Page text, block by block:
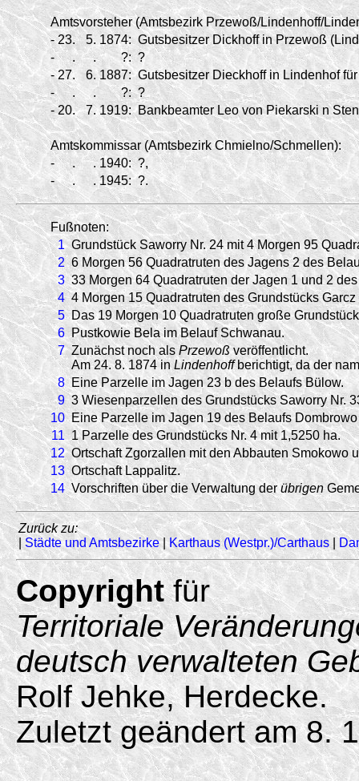
Amtsvorsteher (Amtsbezirk Przewoß/Lindenhoff/
- 23. 5. 1874: Gutsbesitzer Dickhoff in Przewoß
-
. . ?: ?
- 27. 6. 1887: Gutsbesitzer Dieckhoff in Lindenhof
-
. . ?: ?
- 20. 7. 1919: Bankbeamter Leo von Piekarski n
Amtskommissar (Amtsbezirk Chmielno/Schmellen):
-
. . 1940: ?,
-
. . 1945: ?.
Fußnoten:
1 Grundstück Saworry Nr. 24 mit 4 Morgen 95
2 6 Morgen 56 Quadratruten des Jagens 2 des
3 33 Morgen 64 Quadratruten der Jagen 1 und 2
4 4 Morgen 15 Quadratruten des Grundstücks Garcz
5 Das 19 Morgen 10 Quadratruten große
6 Pustkowie Bela im Belauf Schwanau.
7 Zunächst noch als Przewoßveröffentlicht.
Am 24. 8. 1874 inLindenhoffberichtigt, da der
8 Eine Parzelle im Jagen 23 b des Belaufs Bülow.
9 3 Wiesenparzellen des Grundstücks Saworry Nr.
10 Eine Parzelle im Jagen 19 des Belaufs
11 1 Parzelle des Grundstücks Nr. 4 mit 1,5250 ha.
12 Ortschaft Zgorzallen mit den Abbauten Smokowo
13 Ortschaft Lappalitz.
14 Vorschriften über die Verwaltung derübrigen
Zurück zu:
| Städte und Amtsbezirke|Karthaus (Westpr.)/Carthaus
Copyrightfür
Territoriale
deutsch verwalteten
Rolf Jehke, Herdecke.
Zuletzt geändert am 8.